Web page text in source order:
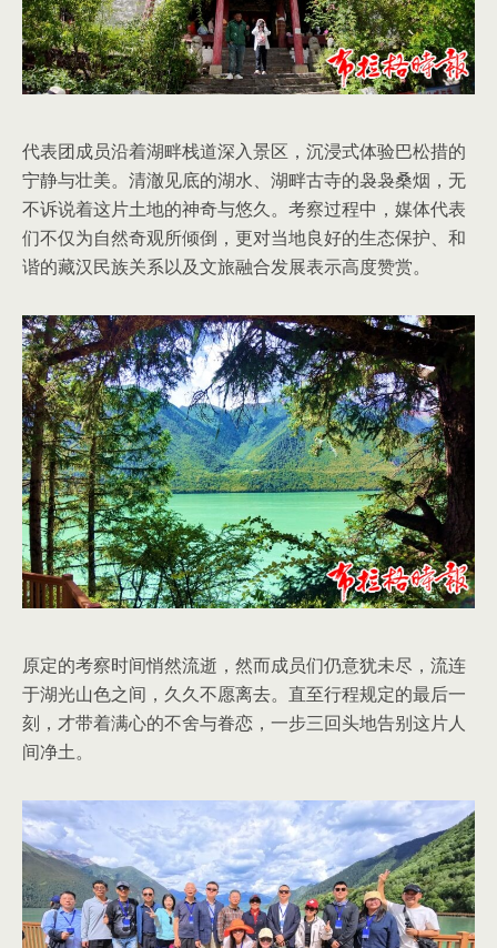
代表团成员沿着湖畔栈道深入景区，沉浸式体验巴松措的
宁静与壮美。清澈见底的湖水、湖畔古寺的袅袅桑烟，无
不诉说着这片土地的神奇与悠久。考察过程中，媒体代表
们不仅为自然奇观所倾倒，更对当地良好的生态保护、和
谐的藏汉民族关系以及文旅融合发展表示高度赞赏。
原定的考察时间悄然流逝，然而成员们仍意犹未尽，流连
于湖光山色之间，久久不愿离去。直至行程规定的最后一
刻，才带着满心的不舍与眷恋，一步三回头地告别这片人
间净土。